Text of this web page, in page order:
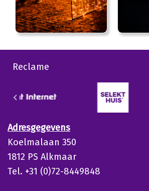
Reclame
Adresgegevens
Koelmalaan 350
1812 PS Alkmaar
Tel. +31 (0)72-8449848